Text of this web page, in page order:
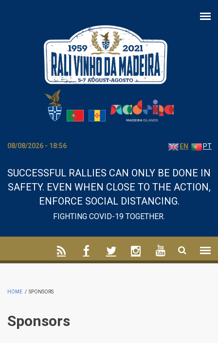
08/08/2026 - 18:56 EN PT
SUCCESSFUL RALLIES CAN ONLY BE DONE IN
SAFETY. EVEN WHEN CLOSE TO THE ACTION,
ENFORCE SOCIAL DISTANCING.
FIGHTING COVID-19 TOGETHER.
HOME / SPONSORS
Sponsors